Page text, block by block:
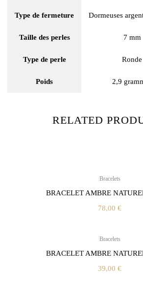
Type de fermeture Dormeuses
Taille des perles 7 mm
Type de perle Ronde
Poids 2,9
RELATED
Bracelets
BRACELET AMBRE
78,00 €
Bracelets
BRACELET AMBRE
39,00 €